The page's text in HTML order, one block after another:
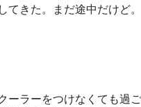
てきた。まだ途中だけど
ーラーをつけなくても過